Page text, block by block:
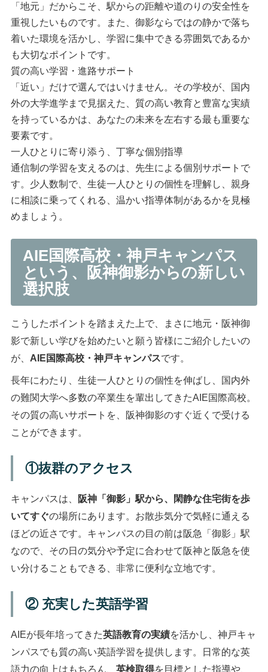
「地元」だからこそ、駅からの距離や道のりの安全性を
重視したいものです。また、御影ならではの静かで落ち
着いた環境を活かし、学習に集中できる雰囲気であるか
も大切なポイントです。
質の高い学習・進路サポート
「近い」だけで選んではいけません。その学校が、国内
外の大学進学まで見据えた、質の高い教育と豊富な実績
を持っているかは、あなたの未来を左右する最も重要な
要素です。
一人ひとりに寄り添う、丁寧な個別指導
通信制の学習を支えるのは、先生による個別サポートで
す。少人数制で、生徒一人ひとりの個性を理解し、親身
に相談に乗ってくれる、温かい指導体制があるかを見極
めましょう。
AIE国際高校・神戸キャンパス
という、阪神御影からの新しい
選択肢
こうしたポイントを踏まえた上で、まさに地元・阪神御
影で新しい学びを始めたいと願う皆様にご紹介したいの
が、 AIE国際高校・神戸キャンパスです。
長年にわたり、生徒一人ひとりの個性を伸ばし、国内外
の難関大学へ多数の卒業生を輩出してきたAIE国際高校。
その質の高いサポートを、阪神御影のすぐ近くで受ける
ことができます。
①抜群のアクセス
キャンパスは、
阪神「御影」駅から、閑静な住宅街を歩
いてすぐの場所にあります。お散歩気分で気軽に通える
ほどの近さです。キャンパスの目の前は阪急「御影」駅
なので、その日の気分や予定に合わせて阪神と阪急を使
い分けることもできる、非常に便利な立地です。
② 充実した英語学習
AIEが長年培ってきた英語教育の実績を活かし、神戸キャ
ンパスでも質の高い英語学習を提供します。日常的な英
語力の向上はもちろん、 英検取得を目標とした指導や、